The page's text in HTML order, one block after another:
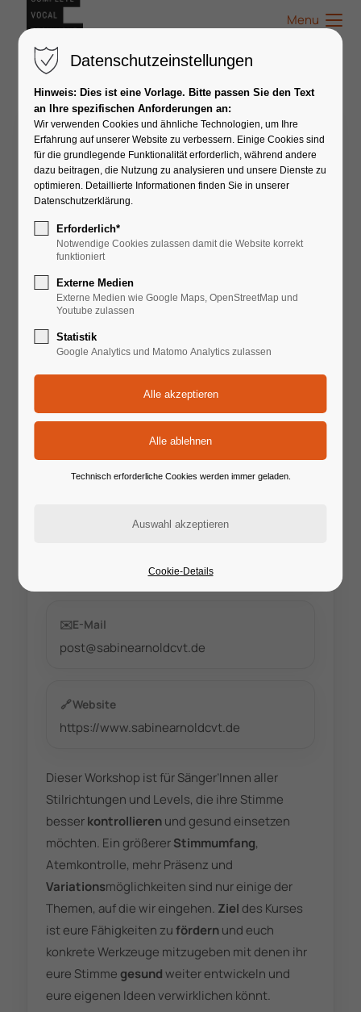
Menu
CVT Workshop -
Einführung & Vocal Modes
👤Coach
Sabine Arnold
📅Start
✉️E-Mail
post@sabinearnoldcvt.de
🔗Website
https://www.sabinearnoldcvt.de
Dieser Workshop ist für Sänger’Innen aller
Stilrichtungen und Levels, die ihre Stimme
besserkontrollierenund gesund einsetzen
möchten. Ein größererStimmumfang,
Atemkontrolle, mehr Präsenz und
Variationsmöglichkeiten sind nur einige der
Themen, auf die wir eingehen. Zieldes Kurses
ist eure Fähigkeiten zufördernund euch
konkrete Werkzeuge mitzugeben mit denen ihr
eure Stimmegesundweiter entwickeln und
eure eigenen Ideen verwirklichen könnt.
Datenschutzeinstellungen
Hinweis: Dies ist eine Vorlage. Bitte passen Sie den Text
an Ihre spezifischen Anforderungen an:
Wir verwenden Cookies und ähnliche Technologien, um Ihre
Erfahrung auf unserer Website zu verbessern. Einige Cookies sind
für die grundlegende Funktionalität erforderlich, während andere
dazu beitragen, die Nutzung zu analysieren und unsere Dienste zu
optimieren. Detaillierte Informationen finden Sie in unserer
Datenschutzerklärung.
Erforderlich*
Notwendige Cookies zulassen damit die Website korrekt
funktioniert
Externe Medien
Externe Medien wie Google Maps, OpenStreetMap und
Youtube zulassen
Statistik
Google Analytics und Matomo Analytics zulassen
Technisch erforderliche Cookies werden immer geladen.
Cookie-Details